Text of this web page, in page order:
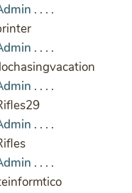
. . . .
. . . .
. . . .
. . . .
. . . .